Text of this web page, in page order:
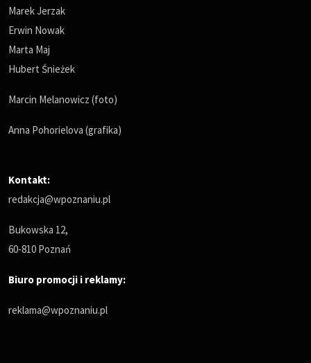
Marek Jerzak
Erwin Nowak
Marta Maj
Hubert Śnieżek
Marcin Melanowicz (foto)
Anna Pohorielova (grafika)
Kontakt:
redakcja@wpoznaniu.pl
Bukowska 12,
60-810 Poznań
Biuro promocji i reklamy:
reklama@wpoznaniu.pl